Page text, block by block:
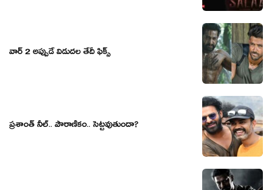
వార్ 2 అప్పుడే విడుదల తేదీ ఫిక్స్
ప్రశాంత్ నీల్.. పౌరాణికం.. సెట్టవుతుందా?